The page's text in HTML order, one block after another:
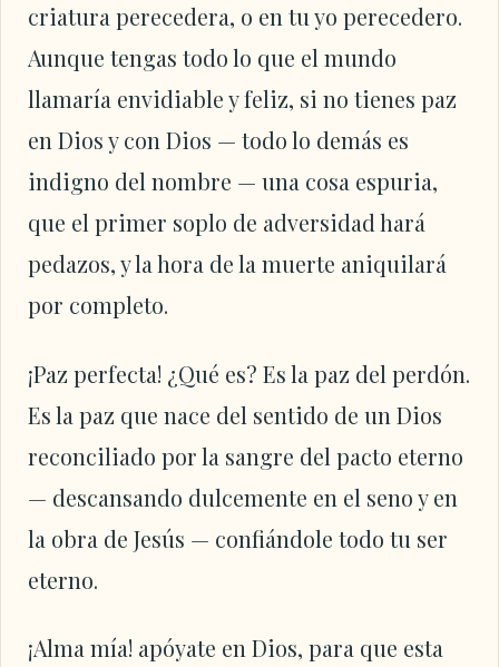
criatura perecedera, o en tu yo perecedero.
Aunque tengas todo lo que el mundo
llamaría envidiable y feliz, si no tienes paz
en Dios y con Dios — todo lo demás es
indigno del nombre — una cosa espuria,
que el primer soplo de adversidad hará
pedazos, y la hora de la muerte aniquilará
por completo.
¡Paz perfecta! ¿Qué es? Es la paz del perdón.
Es la paz que nace del sentido de un Dios
reconciliado por la sangre del pacto eterno
— descansando dulcemente en el seno y en
la obra de Jesús — confiándole todo tu ser
eterno.
¡Alma mía! apóyate en Dios, para que esta